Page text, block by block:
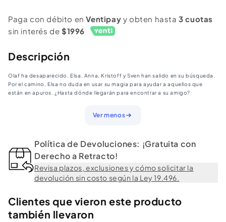
Elsa
Rescate
Elsa
Rescate
Paga con débito enVentipay y obten hasta3 cuotas
sin interés de $1996
Descripción
Olaf ha desaparecido. Elsa, Anna, Kristoff y Sven han salido en su búsqueda.
Por el camino, Elsa no duda en usar su magia para ayudar a aquellos que
están en apuros. ¿Hasta dónde llegarán para encontrar a su amigo?
Ver menos
Política de Devoluciones: ¡Gratuita con
Derecho a Retracto!
Revisa plazos, exclusiones y cómo solicitar la
devolución sin costo según la Ley 19.496.
Clientes que vieron este producto
también llevaron